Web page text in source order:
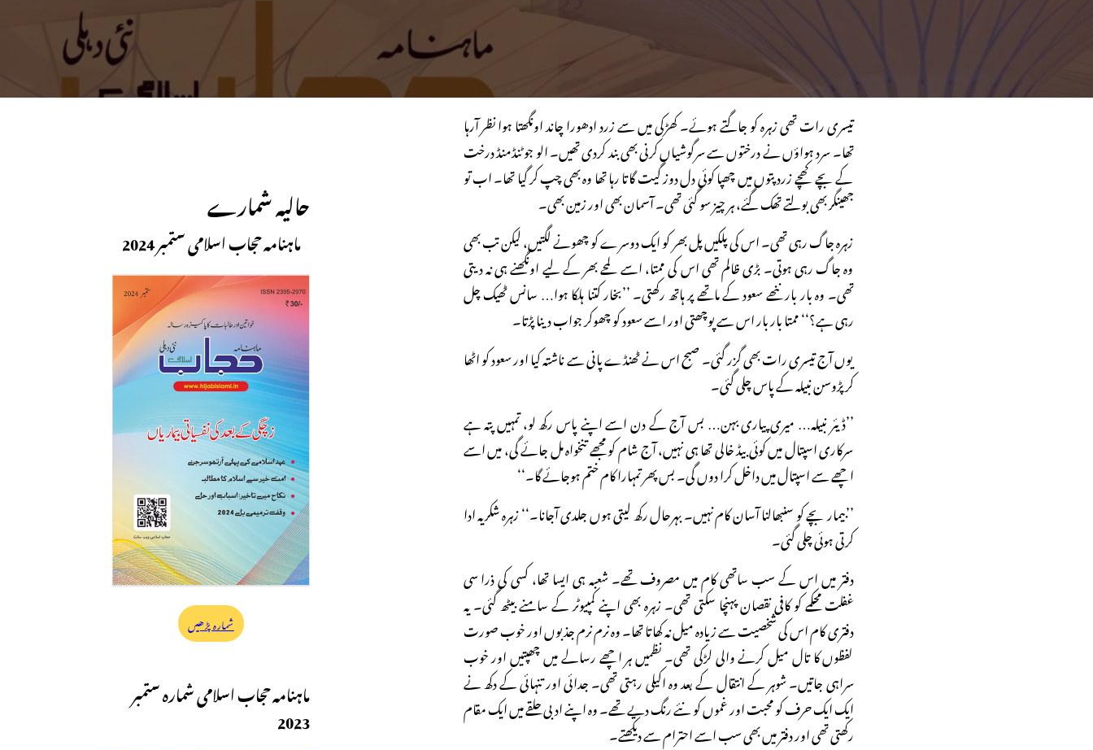
تیسری رات تھی زہرہ کو جاگتے ہوئے۔ کھڑکی میں سے زرد ادھورا چاند اونگھتا ہوا نظر آرہا
تھا۔ سرد ہواؤں نے درختوں سے سرگوشیاں کرنی بھی بند کردی تھیں۔ الو جو ٹنڈمنڈ درخت
کے بچے کھچے زرد پتوں میں چھپا کوئی دل دوز گیت گاتا رہا تھا وہ بھی چپ کر گیا تھا۔ اب تو
جھینگر بھی بولتے تھک گئے، ہر چیز سو گئی تھی۔ آسمان بھی اور زمین بھی۔
زہرہ جاگ رہی تھی۔ اس کی پلکیں پل بھر کو ایک دوسرے کو چھونے لگتیں، لیکن تب بھی
وہ جاگ رہی ہوتی۔ بڑی ظالم تھی اس کی ممتا، اسے لمحے بھر کے لیے اونگھنے ہی نہ دیتی
تھی۔ وہ بار بار ننھے سعود کے ماتھے پر ہاتھ رکھتی۔ ’’بخار کتنا ہلکا ہوا… سانس ٹھیک چل
رہی ہے؟‘‘ ممتا بار بار اس سے پوچھتی اور اسے سعود کو چھوکر جواب دینا پڑتا۔
یوں آج تیسری رات بھی گزر گئی۔ صبح اس نے ٹھنڈے پانی سے ناشتہ کیا اور سعود کو اٹھا
کر پڑوسن نبیلہ کے پاس چلی گئی۔
’’ڈیئر نبیلہ… میری پیاری بہن… بس آج کے دن اسے اپنے پاس رکھ لو، تمہیں پتہ ہے
سرکاری اسپتال میں کوئی بیڈ خالی تھا ہی نہیں، آج شام کو مجھے تنخواہ مل جائے گی، میں اسے
اچھے سے اسپتال میں داخل کرا دوں گی۔ بس پھر تمہارا کام ختم ہوجائے گا۔‘‘
’’بیمار بچے کو سنبھالنا آسان کام نہیں۔ بہرحال رکھ لیتی ہوں جلدی آجانا۔‘‘ زہرہ شکریہ ادا
کرتی ہوئی چلی گئی۔
دفتر میں اس کے سب ساتھی کام میں مصروف تھے۔ شعبہ ہی ایسا تھا، کسی کی ذرا سی
غفلت محکمے کو کافی نقصان پہنچا سکتی تھی۔ زہرہ بھی اپنے کمپیوٹر کے سامنے بیٹھ گئی۔ یہ
دفتری کام اس کی شخصیت سے زیادہ میل نہ کھاتا تھا۔ وہ نرم نرم جذبوں اور خوب صورت
لفظوں کا تال میل کرنے والی لڑکی تھی۔ نظمیں ہر اچھے رسالے میں چھپتیں اور خوب
سراہی جاتیں۔ شوہر کے انتقال کے بعد وہ اکیلی رہتی تھی۔ جدائی اور تنہائی کے دکھ نے
ایک ایک حرف کو محبت اور غموں کو نئے رنگ دیے تھے۔ وہ اپنے ادبی حلقے میں ایک مقام
رکھتی تھی اور دفتر میں بھی سب اسے احترام سے دیکھتے۔
حالیہ شمارے
ماہنامہ حجاب اسلامی ستمبر 2024
شمارہ پڑھیں
ماہنامہ حجاب اسلامی شمارہ ستمبر
2023